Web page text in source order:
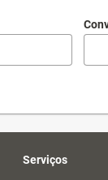
Serviços